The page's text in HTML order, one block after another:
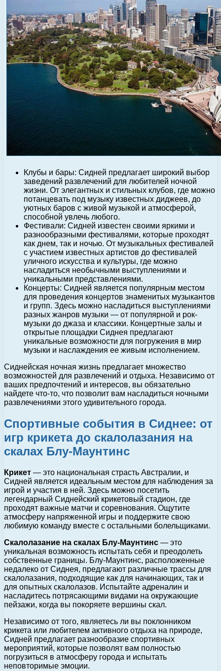
Клубы и бары: Сидней предлагает широкий выбор
заведений развлечений для любителей ночной
жизни. От элегантных и стильных клубов, где можно
потанцевать под музыку известных диджеев, до
уютных баров с живой музыкой и атмосферой,
способной увлечь любого.
Фестивали: Сидней известен своими яркими и
разнообразными фестивалями, которые проходят
как днем, так и ночью. От музыкальных фестивалей
с участием известных артистов до фестивалей
уличного искусства и культуры, где можно
насладиться необычными выступлениями и
уникальными представлениями.
Концерты: Сидней является популярным местом
для проведения концертов знаменитых музыкантов
и групп. Здесь можно насладиться выступлениями
разных жанров музыки — от популярной и рок-
музыки до джаза и классики. Концертные залы и
открытые площадки Сиднея предлагают
уникальные возможности для погружения в мир
музыки и наслаждения ее живым исполнением.
Сиднейская ночная жизнь предлагает множество
возможностей для развлечений и отдыха. Независимо от
ваших предпочтений и интересов, вы обязательно
найдете что-то, что позволит вам насладиться ночными
развлечениями этого удивительного города.
Спортивные события в Сиднее: от
игр крикета до скалолазания на
скалах Блу-Маунтинс
Крикет — это национальная страсть Австралии, и
Сидней является идеальным местом для наблюдения за
игрой и участия в ней. Здесь можно посетить
легендарный Сиднейский крикетовый стадион, где
проходят важные матчи и соревнования. Ощутите
атмосферу напряженной игры и поддержите свою
любимую команду вместе с остальными болельщиками.
Скалолазание на скалах Блу-Маунтинс — это
уникальная возможность испытать себя и преодолеть
собственные границы. Блу-Маунтинс, расположенные
недалеко от Сиднея, предлагают различные трассы для
скалолазания, подходящие как для начинающих, так и
для опытных скалолазов. Испытайте адреналин и
насладитесь потрясающими видами на окружающие
пейзажи, когда вы покоряете вершины скал.
Независимо от того, являетесь ли вы поклонником
крикета или любителем активного отдыха на природе,
Сидней предлагает разнообразие спортивных
мероприятий, которые позволят вам полностью
погрузиться в атмосферу города и испытать
неповторимые эмоции.